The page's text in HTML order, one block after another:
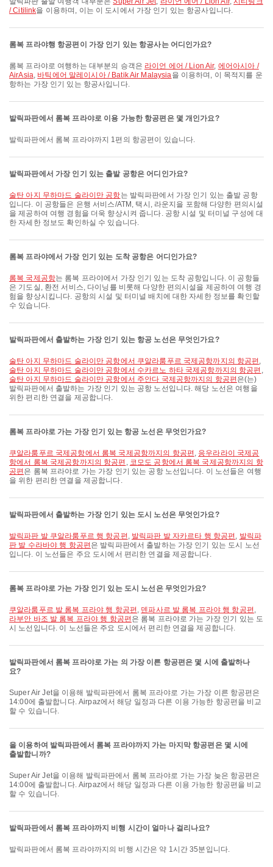
/ Citilink을 이용하며, 이는 이 도시에서 가장 인기 있는 항공사입니다.
롬복 프라야행 항공편이 가장 인기 있는 항공사는 어디인가요?
롬복 프라야로 여행하는 대부분의 승객은 라이언 에어 / Lion Air, 에어아시아 /
AirAsia, 바틱에어 말레이시아 / Batik Air Malaysia을 이용하며, 이 목적지를 운
항하는 가장 인기 있는 항공사입니다.
발릭파판에서 롬복 프라야로 이용 가능한 항공편은 몇 개인가요?
발릭파판에서 롬복 프라야까지 1편의 항공편이 있습니다.
발릭파판에서 가장 인기 있는 출발 공항은 어디인가요?
술탄 아지 무하마드 술라이만 공항는 발릭파판에서 가장 인기 있는 출발 공항
입니다. 이 공항들은 은행 서비스/ATM, 택시, 라운지을 포함해 다양한 편의시설
을 제공하여 여행 경험을 더욱 향상시켜 줍니다. 공항 시설 및 터미널 구성에 대
한 자세한 정보도 확인하실 수 있습니다.
롬복 프라야에서 가장 인기 있는 도착 공항은 어디인가요?
롬복 국제공항는 롬복 프라야에서 가장 인기 있는 도착 공항입니다. 이 공항들
은 기도실, 환전 서비스, 다이닝를 비롯해 다양한 편의시설을 제공하여 여행 경
험을 향상시킵니다. 공항의 시설 및 터미널 배치에 대한 자세한 정보를 확인할
수 있습니다.
발릭파판에서 출발하는 가장 인기 있는 항공 노선은 무엇인가요?
술탄 아지 무하마드 술라이만 공항에서 쿠알라룸푸르 국제공항까지의 항공편 ,
술탄 아지 무하마드 술라이만 공항에서 수카르노 하타 국제공항까지의 항공편 ,
술탄 아지 무하마드 술라이만 공항에서 주안다 국제공항까지의 항공편 은(는)
발릭파판에서 출발하는 가장 인기 있는 공항 노선입니다. 해당 노선은 여행을
위한 편리한 연결을 제공합니다.
롬복 프라야로 가는 가장 인기 있는 항공 노선은 무엇인가요?
쿠알라룸푸르 국제공항에서 롬복 국제공항까지의 항공편 , 응우라라이 국제공
항에서 롬복 국제공항까지의 항공편 , 코모도 공항에서 롬복 국제공항까지의 항
공편 은 롬복 프라야로 가는 가장 인기 있는 공항 노선입니다. 이 노선들은 여행
을 위한 편리한 연결을 제공합니다.
발릭파판에서 출발하는 가장 인기 있는 도시 노선은 무엇인가요?
발릭파판 발 쿠알라룸푸르 행 항공편 , 발릭파판 발 자카르타 행 항공편 , 발릭파
판 발 수라바야 행 항공편 은 발릭파판에서 출발하는 가장 인기 있는 도시 노선
입니다. 이 노선들은 주요 도시에서 편리한 연결을 제공합니다.
롬복 프라야로 가는 가장 인기 있는 도시 노선은 무엇인가요?
쿠알라룸푸르 발 롬복 프라야 행 항공편 , 덴파사르 발 롬복 프라야 행 항공편 ,
라부안 바조 발 롬복 프라야 행 항공편 은 롬복 프라야로 가는 가장 인기 있는 도
시 노선입니다. 이 노선들은 주요 도시에서 편리한 연결을 제공합니다.
발릭파판에서 롬복 프라야로 가는 의 가장 이른 항공편은 몇 시에 출발하나
요?
Super Air Jet을 이용해 발릭파판에서 롬복 프라야로 가는 가장 이른 항공편은
14:00에 출발합니다. Airpaz에서 해당 일정과 다른 이용 가능한 항공편을 비교
할 수 있습니다.
을 이용하여 발릭파판에서 롬복 프라야까지 가는 마지막 항공편은 몇 시에
출발합니까?
Super Air Jet을 이용해 발릭파판에서 롬복 프라야로 가는 가장 늦은 항공편은
14:00에 출발합니다. Airpaz에서 해당 일정과 다른 이용 가능한 항공편을 비교
할 수 있습니다.
발릭파판에서 롬복 프라야까지 비행 시간이 얼마나 걸리나요?
발릭파판에서 롬복 프라야까지의 비행 시간은 약 1시간 35분입니다.